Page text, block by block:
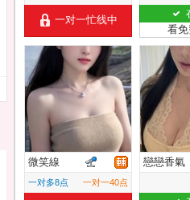
一对一忙线中
看
微笑線
一对多8点 一对一40点
戀戀香氣